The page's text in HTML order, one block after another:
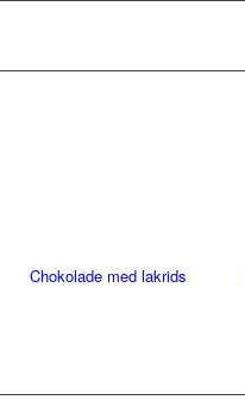
Chokolade med lakrids